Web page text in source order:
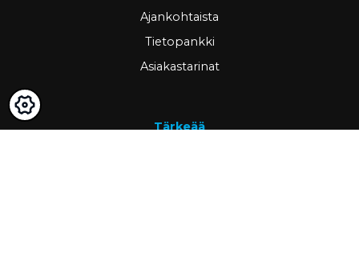
Ajankohtaista
Tietopankki
Asiakastarinat
Tärkeää